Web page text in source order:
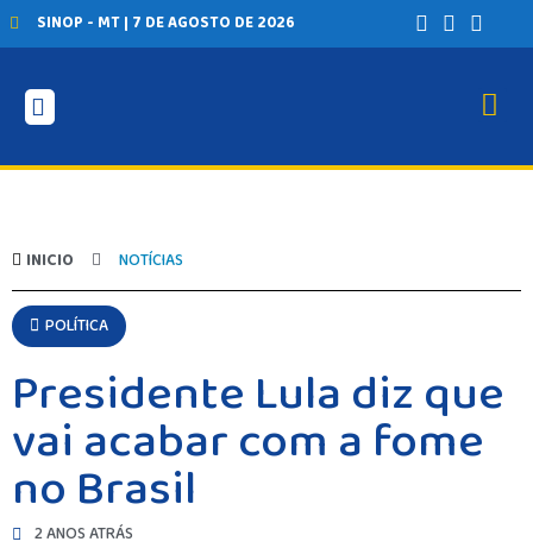
SINOP - MT | 7 DE AGOSTO DE 2026
INICIO NOTÍCIAS
POLÍTICA
Presidente Lula diz que
vai acabar com a fome
no Brasil
2 ANOS ATRÁS